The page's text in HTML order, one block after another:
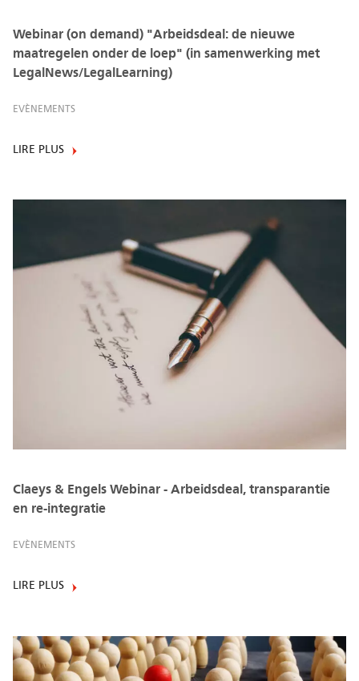
Webinar (on demand) "Arbeidsdeal: de nieuwe
maatregelen onder de loep" (in samenwerking met
LegalNews/LegalLearning)
EVÈNEMENTS
LIRE PLUS
Claeys & Engels Webinar - Arbeidsdeal, transparantie
en re-integratie
EVÈNEMENTS
LIRE PLUS